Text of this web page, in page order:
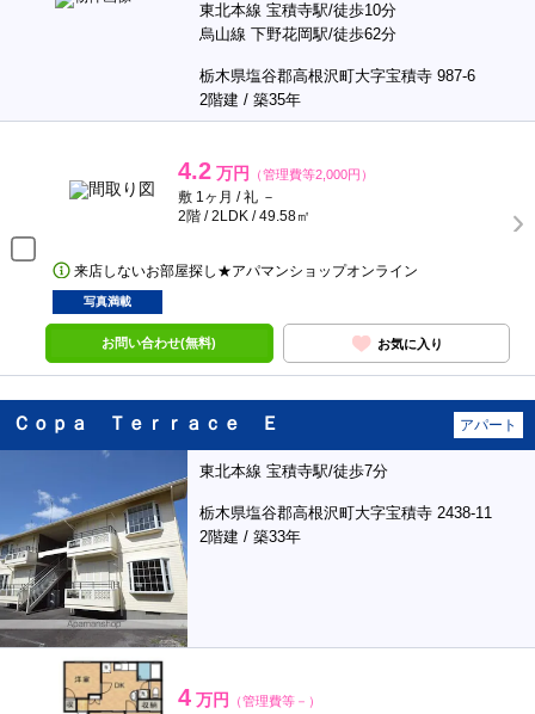
東北本線 宝積寺駅/徒歩10分
烏山線 下野花岡駅/徒歩62分
栃木県塩谷郡高根沢町大字宝積寺 987-6
2階建 / 築35年
4.2 万円 （管理費等2,000円）
敷 1ヶ月 / 礼 －
2階 / 2LDK / 49.58㎡
来店しないお部屋探し★アパマンショップオンライン
写真満載
お問い合わせ(無料) お気に入り
Ｃｏｐａ Ｔｅｒｒａｃｅ Ｅ アパート
東北本線 宝積寺駅/徒歩7分
栃木県塩谷郡高根沢町大字宝積寺 2438-11
2階建 / 築33年
4 万円 （管理費等－）